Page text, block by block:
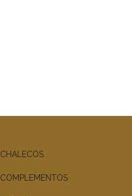
CHALECOS
COMPLEMENTOS